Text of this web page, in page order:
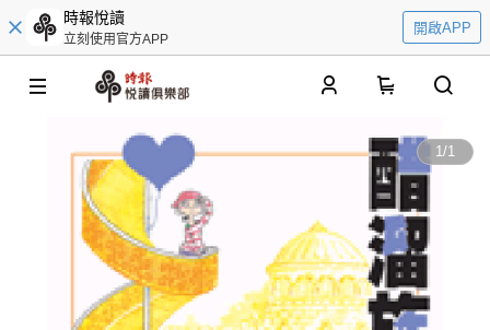
時報悅讀
立刻使用官方APP
開啟APP
1/1